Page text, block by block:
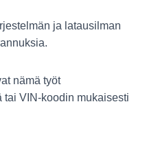
ja latausilman
nämä työt
VIN-koodin mukaisesti